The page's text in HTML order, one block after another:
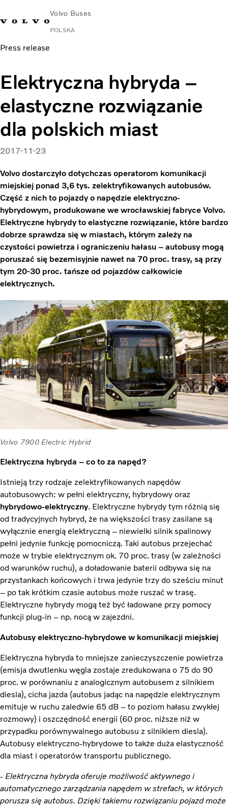
Volvo Buses
POLSKA
Press release
Elektryczna hybryda –
elastyczne rozwiązanie
dla polskich miast
2017-11-23
Volvo dostarczyło dotychczas operatorom komunikacji
miejskiej ponad 3,6 tys. zelektryfikowanych autobusów.
Część z nich to pojazdy o napędzie elektryczno-
hybrydowym, produkowane we wrocławskiej fabryce Volvo.
Elektryczne hybrydy to elastyczne rozwiązanie, które bardzo
dobrze sprawdza się w miastach, którym zależy na
czystości powietrza i ograniczeniu hałasu – autobusy mogą
poruszać się bezemisyjnie nawet na 70 proc. trasy, są przy
tym 20-30 proc. tańsze od pojazdów całkowicie
elektrycznych.
Volvo 7900 Electric Hybrid
Elektryczna hybryda – co to za napęd?
Istnieją trzy rodzaje zelektryfikowanych napędów
autobusowych: w pełni elektryczny, hybrydowy oraz
hybrydowo-elektryczny. Elektryczne hybrydy tym różnią się
od tradycyjnych hybryd, że na większości trasy zasilane są
wyłącznie energią elektryczną – niewielki silnik spalinowy
pełni jedynie funkcję pomocniczą. Taki autobus przejechać
może w trybie elektrycznym ok. 70 proc. trasy (w zależności
od warunków ruchu), a doładowanie baterii odbywa się na
przystankach końcowych i trwa jedynie trzy do sześciu minut
– po tak krótkim czasie autobus może ruszać w trasę.
Elektryczne hybrydy mogą też być ładowane przy pomocy
funkcji plug-in – np. nocą w zajezdni.
Autobusy elektryczno-hybrydowe w komunikacji miejskiej
Elektryczna hybryda to mniejsze zanieczyszczenie powietrza
(emisja dwutlenku węgla zostaje zredukowana o 75 do 90
proc. w porównaniu z analogicznym autobusem z silnikiem
diesla), cicha jazda (autobus jadąc na napędzie elektrycznym
emituje w ruchu zaledwie 65 dB – to poziom hałasu zwykłej
rozmowy) i oszczędność energii (60 proc. niższe niż w
przypadku porównywalnego autobusu z silnikiem diesla).
Autobusy elektryczno-hybrydowe to także duża elastyczność
dla miast i operatorów transportu publicznego.
- Elektryczna hybryda oferuje możliwość aktywnego i
automatycznego zarządzania napędem w strefach, w których
porusza się autobus. Dzięki takiemu rozwiązaniu pojazd może